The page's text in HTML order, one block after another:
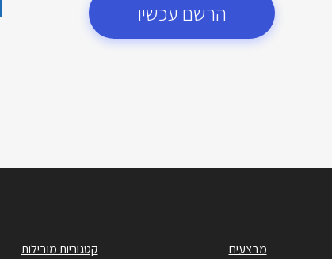
הרשם עכשיו
מבצעים
קטגוריות מובילות